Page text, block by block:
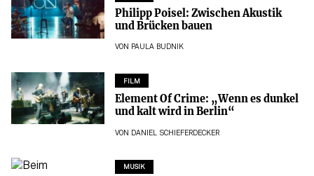
Philipp Poisel: Zwischen Akustik
und Brücken bauen
VON PAULA BUDNIK
FILM
Element Of Crime: „Wenn es dunkel
und kalt wird in Berlin“
VON DANIEL SCHIEFERDECKER
MUSIK